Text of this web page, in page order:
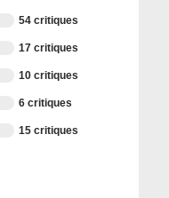
54 critiques
17 critiques
10 critiques
6 critiques
15 critiques